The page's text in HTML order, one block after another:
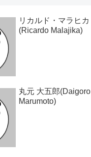
リカルド・マラヒカ
(Ricardo Malajika)
丸元 大五郎(Daigoro
Marumoto)